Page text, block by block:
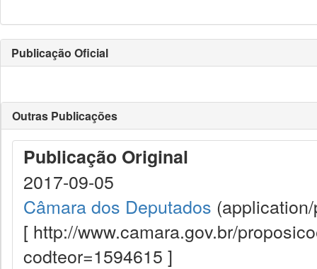
Publicação Oficial
Outras Publicações
Publicação Original
2017-09-05
Câmara dos Deputados
[ http://www.camara.gov.br/
codteor=1594615 ]